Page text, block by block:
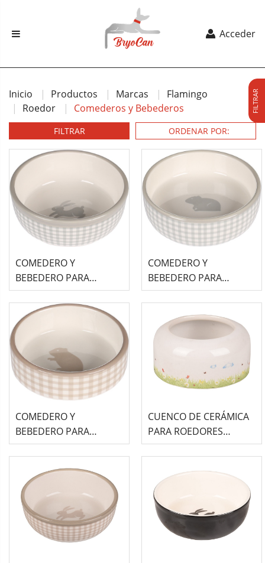
Acceder
Inicio Productos Marcas
Flamingo
Roedor
Comederos y Bebederos
FILTRAR
FILTRAR
COMEDERO Y
BEBEDERO PARA
ROEDOR - MYLO GRIS
CONEJO (360ml)
COMEDERO Y
BEBEDERO PARA
ROEDOR - MYLO GRIS
COBAYA (200ml)
COMEDERO Y
BEBEDERO PARA
ROEDOR - MYLO BEIGE
HAMSTER (100ml)
CUENCO DE CERÁMICA
PARA ROEDORES
FLAMINGO - KIKI